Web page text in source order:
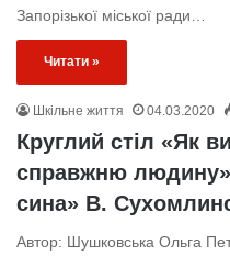
Запорізької міської ради…
Читати »
Шкільне життя 04.03.2020
Круглий стіл «Як
справжню
сина» В.
Автор: Шушковська Ольга